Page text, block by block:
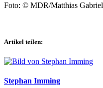
Foto: © MDR/Matthias Gabriel
Artikel teilen:
Stephan Imming